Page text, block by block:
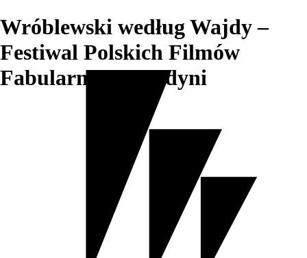
Wróblewski według Wajdy –
Festiwal Polskich Filmów
Fabularnych w Gdyni